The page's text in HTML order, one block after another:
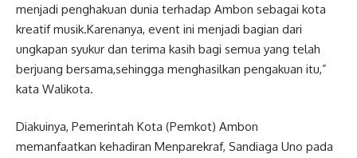
menjadi penghakuan dunia terhadap Ambon sebagai kota
kreatif musik.Karenanya, event ini menjadi bagian dari
ungkapan syukur dan terima kasih bagi semua yang telah
berjuang bersama,sehingga menghasilkan pengakuan itu,”
kata Walikota.
Diakuinya, Pemerintah Kota (Pemkot) Ambon
memanfaatkan kehadiran Menparekraf, Sandiaga Uno pada